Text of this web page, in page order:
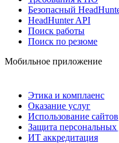
Безопасный
HeadHunter API
Поиск работы
Поиск по резюме
Мобильное приложение
Этика и комплаенс
Оказание услуг
Использование сайтов
Защита
ИТ аккредитация